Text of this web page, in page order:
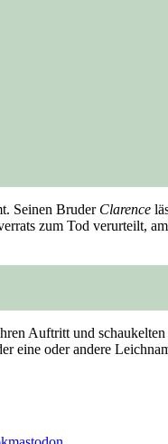
Seinen Bruder Clarence
zum Tod verurteilt,
Auftritt und
eine oder andere